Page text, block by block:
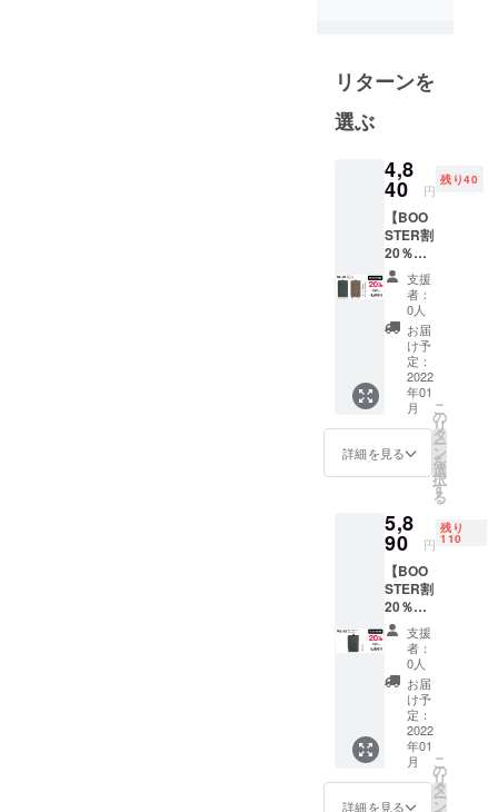
たノウハウ
2012年1月か
ランドとし
て、立川の
地でスター
トしまし
た。 中国生
産、日本生
産品のバッ
グや縫製品
を企画開発
していま
本当に良い
ものを作り
たい。」
そんな強い
思いを持っ
た人間が集
まり、新し
い価値を目
指したモノ
づくりを
行っていま
リターンを
選ぶ
4,8
40 円
残り40
【BOO
STER割
20％OF
F】 2枚
のIC
カード
を切り
替えて
使える
本革
ウォ
レット
＆パス
ケース
品番：
インパ
スケー
ス ※表
ブラッ
ク、裏
ブラウ
ンのコ
ンビカ
ラーに
なりま
す。 一
般販売
価格
6,050円
込)→4,8
40 円(税
支援
者：
0人
お届
け予
定：
2022
年01
月
詳細を見る
こ
の
リ
タ
ー
ン
を
選
択
す
る
5,8
90 円
残り
110
【BOO
STER割
20％OF
F】 2枚
のIC
カード
を切り
替えて
使える
本革
ウォ
レット
＆パス
ケース
支援
者：
0人
お届
け予
定：
2022
年01
月
詳細を見る
こ
の
リ
タ
ー
ン